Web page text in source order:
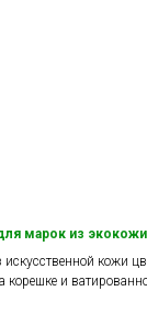
марок из
кожи
корешке и